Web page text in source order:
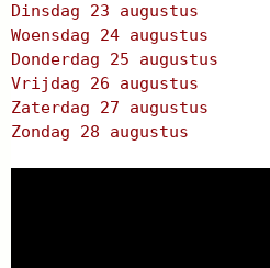
Links
Contact
Dinsdag 23 augustus
Woensdag 24 augustus
Donderdag 25 augustus
Vrijdag 26 augustus
Zaterdag 27 augustus
Zondag 28 augustus